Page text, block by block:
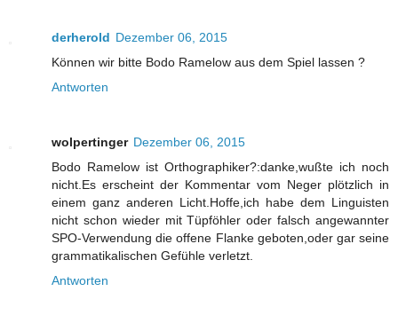
derherold Dezember 06, 2015
Können wir bitte Bodo Ramelow aus dem Spiel lassen ?
Antworten
wolpertinger Dezember 06, 2015
Bodo Ramelow ist Orthographiker?:danke,wußte ich noch
nicht.Es erscheint der Kommentar vom Neger plötzlich in
einem ganz anderen Licht.Hoffe,ich habe dem Linguisten
nicht schon wieder mit Tüpföhler oder falsch angewannter
SPO-Verwendung die offene Flanke geboten,oder gar seine
grammatikalischen Gefühle verletzt.
Antworten